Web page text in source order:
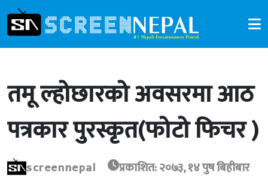
तमू ल्होछारको अवसरमा आठ
पत्रकार पुरस्कृत(फोटो फिचर )
screennepal प्रकाशित: २०७३, १४ पुष बिहीबार